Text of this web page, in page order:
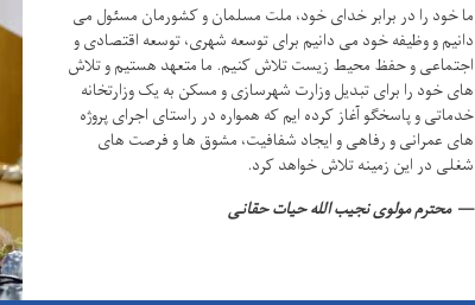
ما خود را در برابر خدای خود، ملت مسلمان و کشورمان مسئول می
دانیم و وظیفه خود می دانیم برای توسعه شهری، توسعه اقتصادی و
اجتماعی و حفظ محیط زیست تلاش کنیم. ما متعهد هستیم و تلاش
های خود را برای تبدیل وزارت شهرسازی و مسکن به یک وزارتخانه
خدماتی و پاسخگو آغاز کرده ایم که همواره در راستای اجرای پروژه
های عمرانی و رفاهی و ایجاد شفافیت، مشوق ها و فرصت های
شغلی در این زمینه تلاش خواهد کرد.
محترم مولوی نجیب الله حیات حقانی